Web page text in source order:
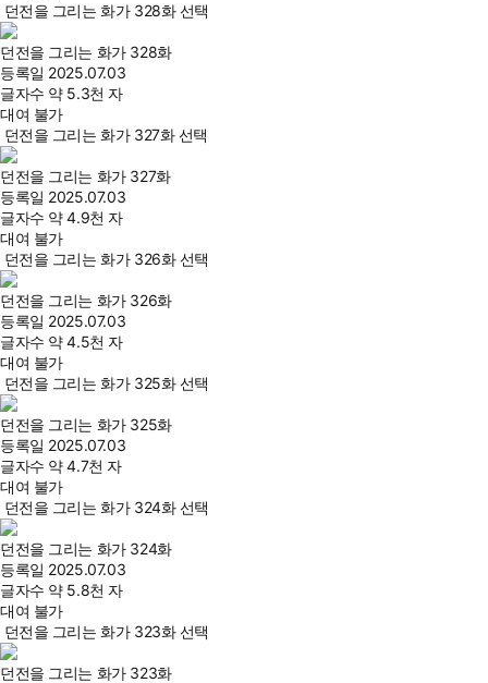
던전을 그리는 화가 328화 선택
던전을 그리는 화가 328화
등록일 2025.07.03
글자수 약 5.3천 자
대여 불가
던전을 그리는 화가 327화 선택
던전을 그리는 화가 327화
등록일 2025.07.03
글자수 약 4.9천 자
대여 불가
던전을 그리는 화가 326화 선택
던전을 그리는 화가 326화
등록일 2025.07.03
글자수 약 4.5천 자
대여 불가
던전을 그리는 화가 325화 선택
던전을 그리는 화가 325화
등록일 2025.07.03
글자수 약 4.7천 자
대여 불가
던전을 그리는 화가 324화 선택
던전을 그리는 화가 324화
등록일 2025.07.03
글자수 약 5.8천 자
대여 불가
던전을 그리는 화가 323화 선택
던전을 그리는 화가 323화